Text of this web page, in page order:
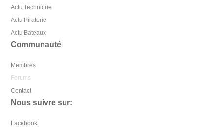
Actu Technique
Actu Piraterie
Actu Bateaux
Communauté
Membres
Forums
Contact
Nous suivre sur:
Facebook